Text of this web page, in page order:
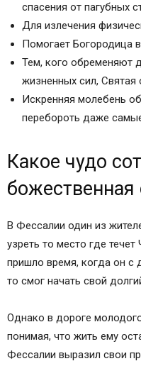
спасения от пагубных
Для излечения
Помогает Богородица
Тем, кого обременяют
жизненных сил,
Искренняя молебень
перебороть даже
Какое чудо
божественная
В Фессалии один из
узреть то место где
пришло время, когда он с
то смог начать свой
Однако в дороге
понимая, что жить ему
Фессалии выразил свои